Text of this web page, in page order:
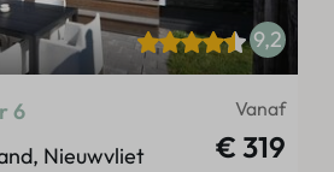
9,2
Vanaf
€ 319
6
Nieuwvliet